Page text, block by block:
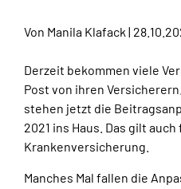
Von Manila Klafack |
Derzeit bekommen viele
Post von ihren
stehen jetzt die
2021 ins Haus. Das gilt
Krankenversicherung.
Manches Mal fallen die